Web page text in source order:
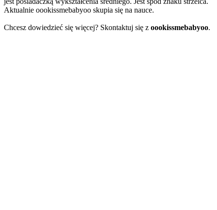
Aktualnie oookissmebabyoo skupia się na nauce.
Chcesz dowiedzieć się więcej? Skontaktuj się z oookissmebabyoo.